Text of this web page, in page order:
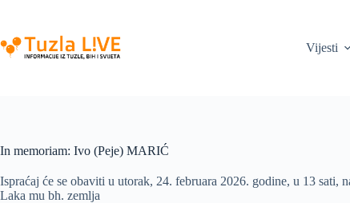
content
Vijesti
In memoriam: Ivo (Peje) MARIĆ
Ispraćaj će se obaviti u utorak, 24. februara 2026. godine, u 13 sati,
Laka mu bh. zemlja